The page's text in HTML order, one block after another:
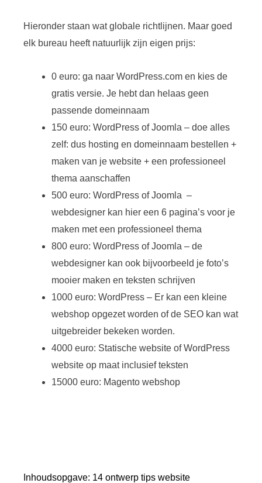
Hieronder staan wat globale richtlijnen. Maar goed
elk bureau heeft natuurlijk zijn eigen prijs:
0 euro: ga naar WordPress.com en kies de
gratis versie. Je hebt dan helaas geen
passende domeinnaam
150 euro: WordPress of Joomla – doe alles
zelf: dus hosting en domeinnaam bestellen +
maken van je website + een professioneel
thema aanschaffen
500 euro: WordPress of Joomla –
webdesigner kan hier een 6 pagina’s voor je
maken met een professioneel thema
800 euro: WordPress of Joomla – de
webdesigner kan ook bijvoorbeeld je foto’s
mooier maken en teksten schrijven
1000 euro: WordPress – Er kan een kleine
webshop opgezet worden of de SEO kan wat
uitgebreider bekeken worden.
4000 euro: Statische website of WordPress
website op maat inclusief teksten
15000 euro: Magento webshop
Inhoudsopgave: 14 ontwerp tips website